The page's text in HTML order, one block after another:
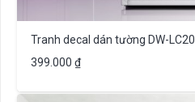
Tranh decal dán tường DW-LC20
399.000 ₫